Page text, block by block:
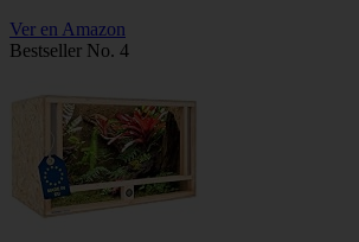
Ver en Amazon
Bestseller No. 4